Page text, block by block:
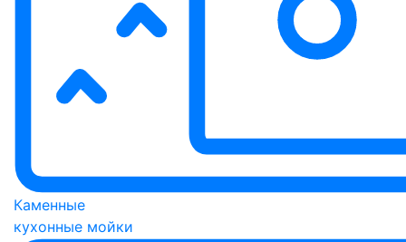
Каменные
кухонные мойки